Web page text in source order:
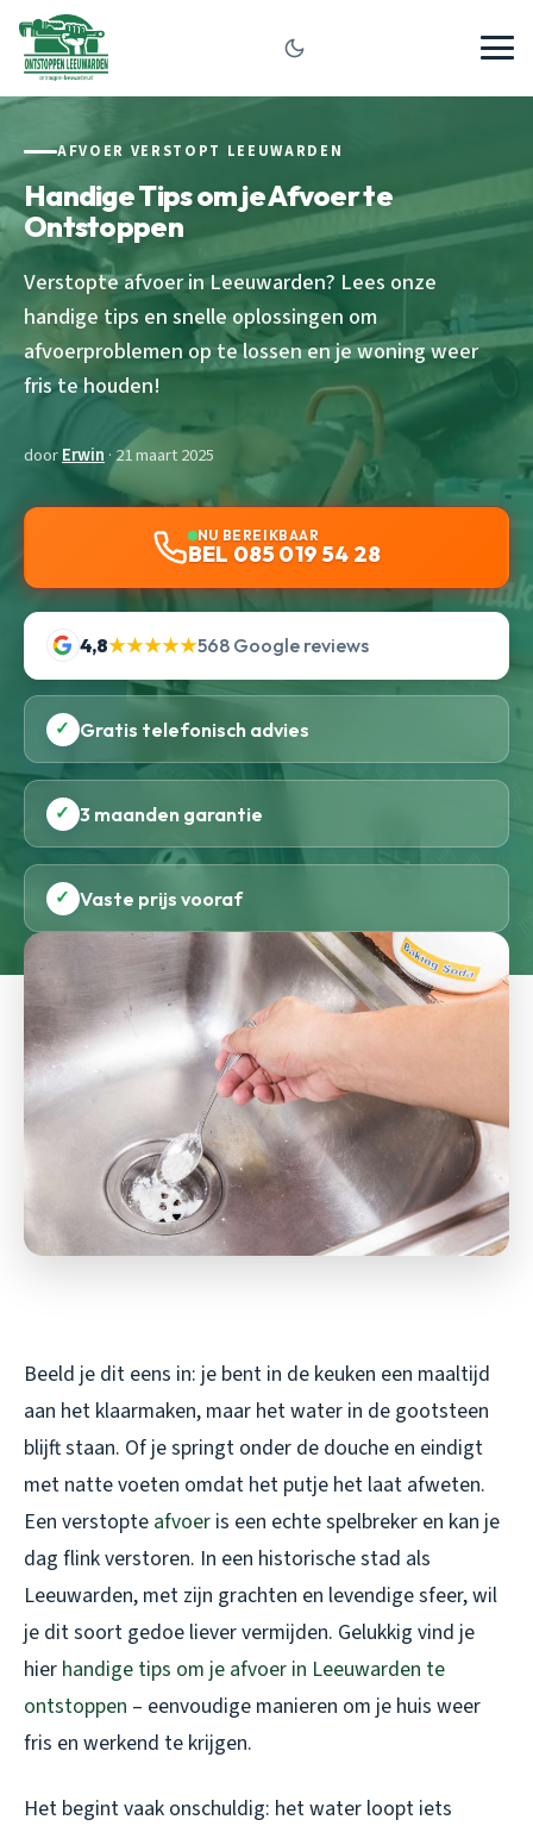
AFVOER VERSTOPT LEEUWARDEN
Handige Tips om je Afvoer te
Ontstoppen
Verstopte afvoer in Leeuwarden? Lees onze
handige tips en snelle oplossingen om
afvoerproblemen op te lossen en je woning weer
fris te houden!
doorErwin · 21 maart 2025
NU BEREIKBAAR
BEL 085 019 54 28
4,8★★★★★568 Google reviews
✓ Gratis telefonisch advies
✓ 3 maanden garantie
✓ Vaste prijs vooraf
Beeld je dit eens in: je bent in de keuken een maaltijd
aan het klaarmaken, maar het water in de gootsteen
blijft staan. Of je springt onder de douche en eindigt
met natte voeten omdat het putje het laat afweten.
Een verstopte afvoer is een echte spelbreker en kan je
dag flink verstoren. In een historische stad als
Leeuwarden, met zijn grachten en levendige sfeer, wil
je dit soort gedoe liever vermijden. Gelukkig vind je
hier handige tips om je afvoer in Leeuwarden te
ontstoppen – eenvoudige manieren om je huis weer
fris en werkend te krijgen.
Het begint vaak onschuldig: het water loopt iets